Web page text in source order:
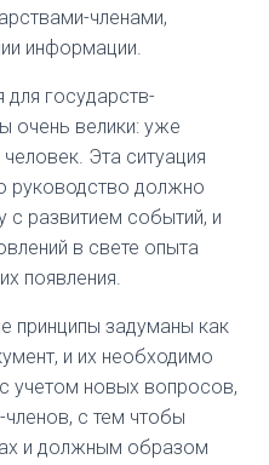
членами,
информации.
государств-
очень велики: уже
Эта ситуация
руководство должно
с развитием событий, и
в свете опыта
появления.
принципы задуманы как
и их необходимо
учетом новых вопросов,
с тем чтобы
и ​​должным образом